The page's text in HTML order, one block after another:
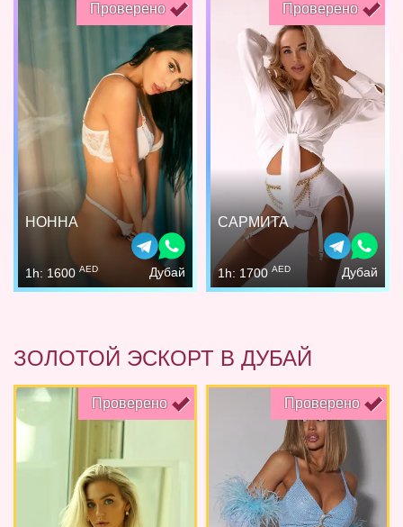
Проверено
НОННА
1h: 1600 AED Дубай
Проверено
САРМИТА
1h: 1700 AED Дубай
ЗОЛОТОЙ ЭСКОРТ В ДУБАЙ
Проверено Проверено